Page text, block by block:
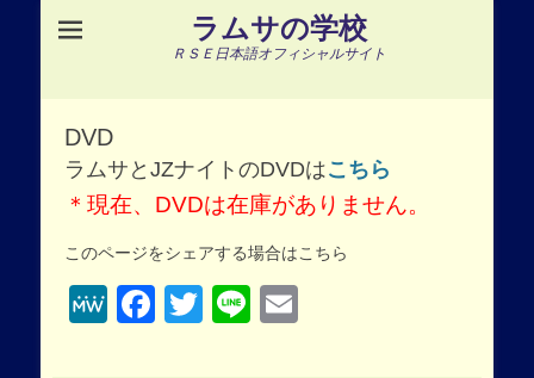
ラムサの学校
ＲＳＥ日本語オフィシャルサイト
DVD
ラムサとJZナイトのDVDはこちら
＊現在、DVDは在庫がありません。
このページをシェアする場合はこちら
MeWeFacebook
Twitter
Line